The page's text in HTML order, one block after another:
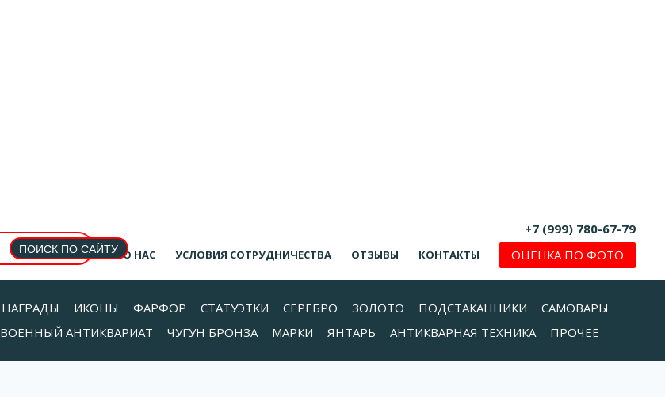
+7 (999) 780-67-79
О НАС УСЛОВИЯ СОТРУДНИЧЕСТВА ОТЗЫВЫ КОНТАКТЫ ОЦЕНКА ПО ФОТО
НАГРАДЫ ИКОНЫ ФАРФОР СТАТУЭТКИ СЕРЕБРО ЗОЛОТО ПОДСТАКАННИКИ
САМОВАРЫ
ВОЕННЫЙ АНТИКВАРИАТ ЧУГУН БРОНЗА МАРКИ ЯНТАРЬ АНТИКВАРНАЯ ТЕХНИКА ПРОЧЕЕ